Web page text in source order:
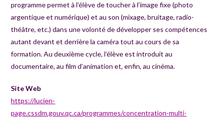
programme permet à l’élève de toucher à l’image fixe (photo
argentique et numérique) et au son (mixage, bruitage, radio-
théâtre, etc.) dans une volonté de développer ses compétences
autant devant et derrière la caméra tout au cours de sa
formation. Au deuxième cycle, l’élève est introduit au
documentaire, au film d’animation et, enfin, au cinéma.
Site Web
https://lucien-
page.cssdm.gouv.qc.ca/programmes/concentration-multi-